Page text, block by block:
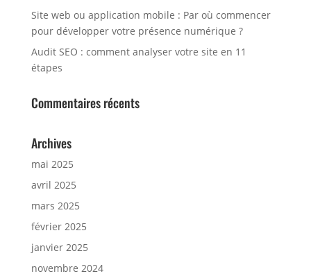
Site web ou application mobile : Par où commencer
pour développer votre présence numérique ?
Audit SEO : comment analyser votre site en 11
étapes
Commentaires récents
Archives
mai 2025
avril 2025
mars 2025
février 2025
janvier 2025
novembre 2024